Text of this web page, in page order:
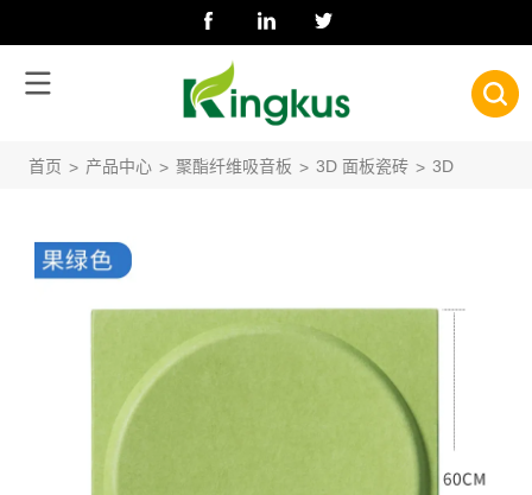
首页 > 产品中心 > 聚酯纤维吸音板 > 3D 面板瓷砖 > 3D 满月